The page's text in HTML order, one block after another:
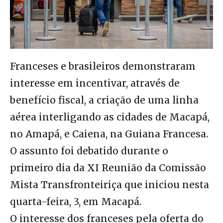
Franceses e brasileiros demonstraram
interesse em incentivar, através de
benefício fiscal, a criação de uma linha
aérea interligando as cidades de Macapá,
no Amapá, e Caiena, na Guiana Francesa.
O assunto foi debatido durante o
primeiro dia da XI Reunião da Comissão
Mista Transfronteiriça que iniciou nesta
quarta-feira, 3, em Macapá.
O interesse dos franceses pela oferta do